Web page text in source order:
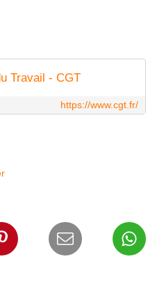
Travail - CGT
https://www.cgt.fr/